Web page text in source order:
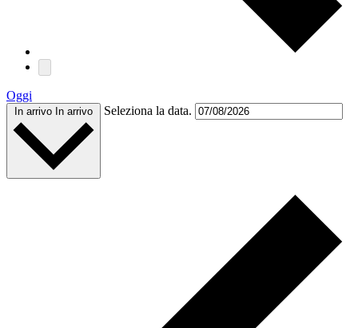
Oggi
In arrivo In arrivo Seleziona la data.